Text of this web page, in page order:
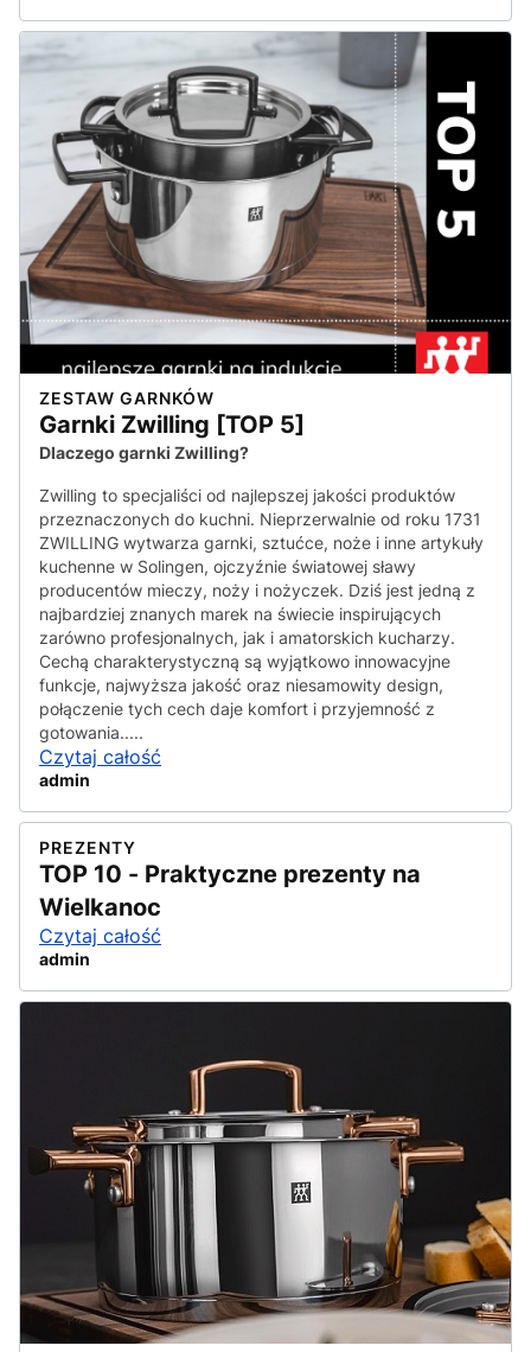
ZESTAW GARNKÓW
Garnki Zwilling [TOP 5]
Dlaczego garnki Zwilling?
Zwilling to specjaliści od najlepszej jakości produktów
przeznaczonych do kuchni. Nieprzerwalnie od roku 1731
ZWILLING wytwarza garnki, sztućce, noże i inne artykuły
kuchenne w Solingen, ojczyźnie światowej sławy
producentów mieczy, noży i nożyczek. Dziś jest jedną z
najbardziej znanych marek na świecie inspirujących
zarówno profesjonalnych, jak i amatorskich kucharzy.
Cechą charakterystyczną są wyjątkowo innowacyjne
funkcje, najwyższa jakość oraz niesamowity design,
połączenie tych cech daje komfort i przyjemność z
gotowania.....
Czytaj całość
admin
PREZENTY
TOP 10 - Praktyczne prezenty na
Wielkanoc
Czytaj całość
admin